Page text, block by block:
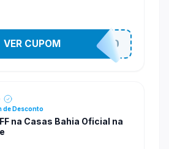
VNOXVHJFD
VER CUPOM
de Desconto
na Casas Bahia Oficial na